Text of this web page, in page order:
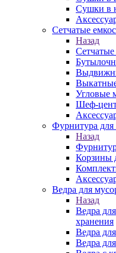
Сушки в
Сетчатые
Назад
Угловые
Шеф-
Фурнитура
Назад
Корзины
Ведра для
Назад
Ведра
хранения
Ведра
Ведра